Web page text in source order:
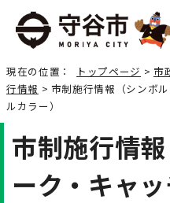
現在の位置： トップページ > 市
行情報 > 市制施行情報（シンボ
ルカラー）
市制施行情
ーク・キャ